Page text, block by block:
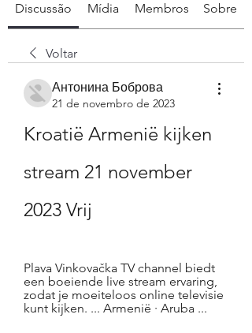
Discussão Mídia Membros Sobre
Voltar
Антонина Боброва
21 de novembro de 2023
Kroatië Armenië kijken
stream 21 november
2023 Vrij
Plava Vinkovačka TV channel biedt
een boeiende live stream ervaring,
zodat je moeiteloos online televisie
kunt kijken. ... Armenië · Aruba ...